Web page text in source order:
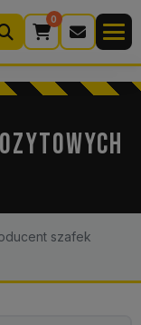
0
33 11szafek